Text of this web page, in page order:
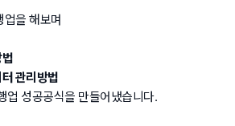
업을 해보며
관리방법
업 성공공식을 만들어냈습니다.